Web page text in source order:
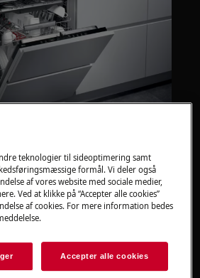
skade på din
afhænger den korrekte
teknologier til sideoptimering samt
formål. Vi deler også
af vores website med sociale medier,
Ved at klikke på “Accepter alle cookies”
af cookies. For mere information bedes
Accepter alle cookies